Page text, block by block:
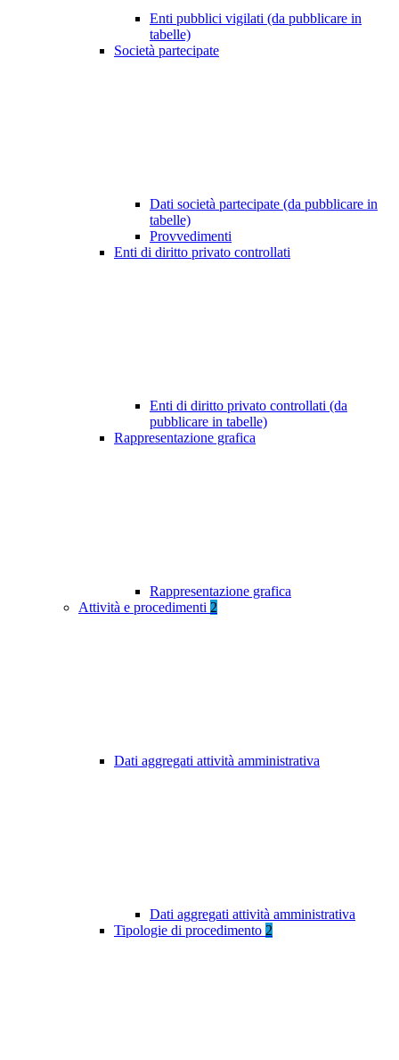
Enti pubblici vigilati (da pubblicare in
tabelle)
Società partecipate
Dati società partecipate (da pubblicare in
tabelle)
Provvedimenti
Enti di diritto privato controllati
Enti di diritto privato controllati (da
pubblicare in tabelle)
Rappresentazione grafica
Rappresentazione grafica
Attività e procedimenti 2
Dati aggregati attività amministrativa
Dati aggregati attività amministrativa
Tipologie di procedimento 2